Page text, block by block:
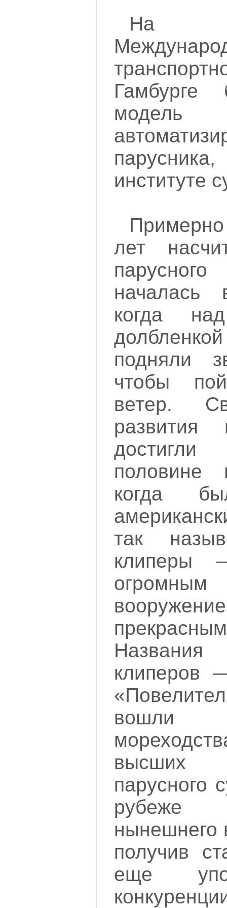
На
Гамбурге
модель
институте
лет
когда
подняли
чтобы
ветер.
развития
половине
когда
так
клиперы
клиперов
вошли
высших
парусного
рубеже
нынешнего
получив
еще